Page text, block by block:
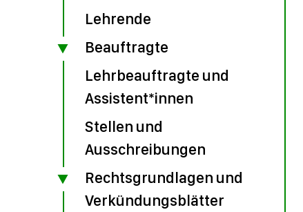
Lehrende
Beauftragte
Lehrbeauftragte und
Assistent*innen
Stellen und
Ausschreibungen
Rechtsgrundlagen und
Verkündungsblätter